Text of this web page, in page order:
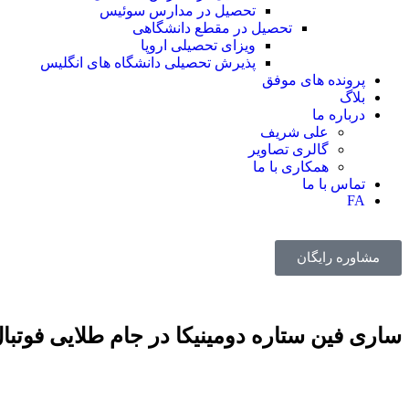
تحصیل در مدارس سوئیس
تحصیل در مقطع دانشگاهی
ویزای تحصیلی اروپا
پذیرش تحصیلی دانشگاه های انگلیس
پرونده های موفق
بلاگ
درباره ما
علی شریف
گالری تصاویر
همکاری با ما
تماس با ما
FA
مشاوره رایگان
ساری فین ستاره دومینیکا در جام طلایی